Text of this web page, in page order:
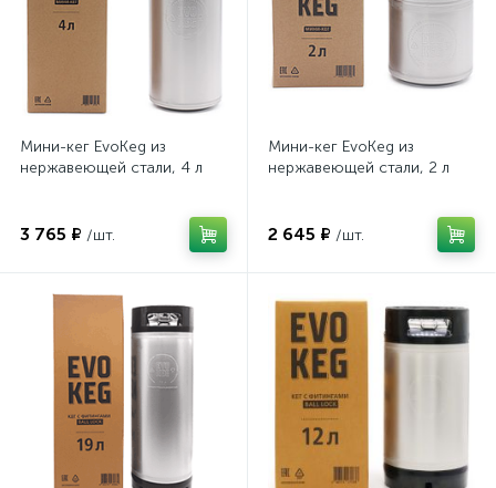
Мини-кег EvoKeg из
нержавеющей стали, 4 л
3 765 ₽ /шт.
Мини-кег EvoKeg из
нержавеющей стали, 2 л
2 645 ₽ /шт.